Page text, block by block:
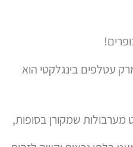
עטלפים בינגלקטי הוא
שמקורן בסופות,